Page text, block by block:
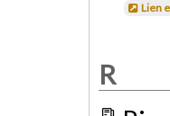
Lien
R